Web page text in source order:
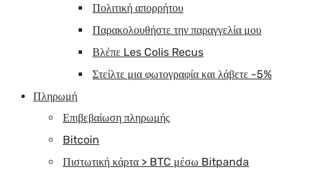
Πολιτική απορρήτου
Παρακολουθήστε την παραγγελία μου
Βλέπε Les Colis Recus
Στείλτε μια φωτογραφία και λάβετε -5%
Πληρωμή
Επιβεβαίωση πληρωμής
Bitcoin
Πιστωτική κάρτα > BTC μέσω Bitpanda